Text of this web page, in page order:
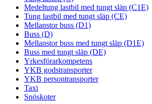
Medeltung lastbil med tungt släp (C1E)
Tung lastbil med tungt släp (CE)
Mellanstor buss (D1)
Buss (D)
Mellanstor buss med tungt släp (D1E)
Buss med tungt släp (DE)
Yrkesförarkompetens
YKB godstransporter
YKB persontransporter
Taxi
Snöskoter